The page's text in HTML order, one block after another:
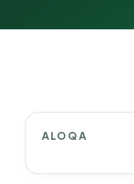
ALOQA